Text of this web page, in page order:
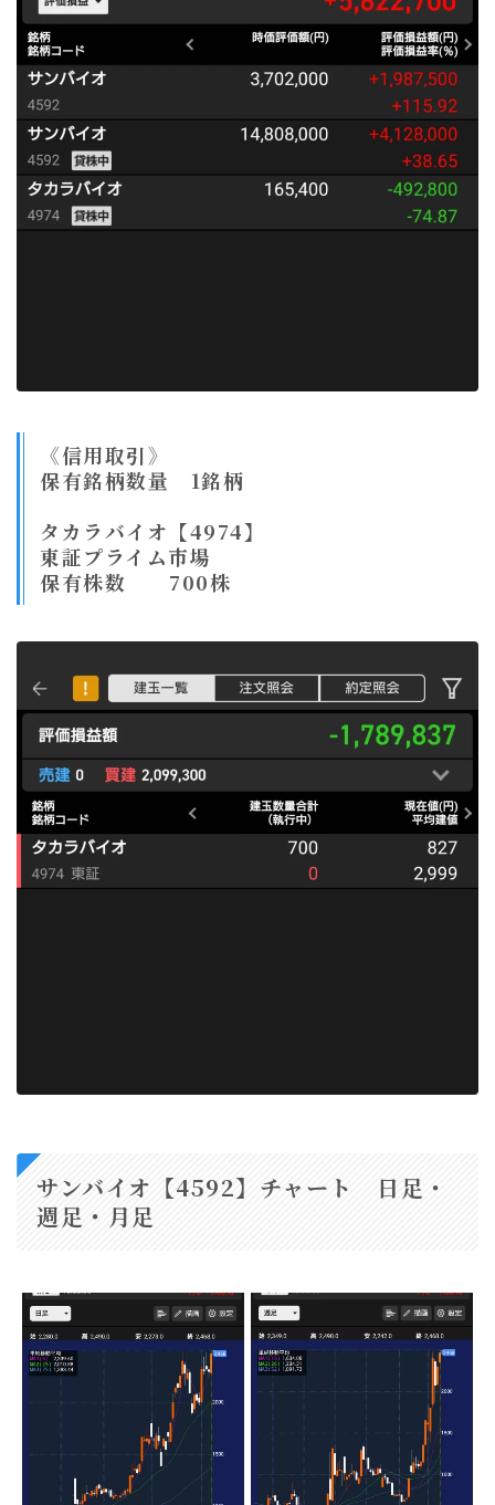
《信用取引》
保有銘柄数量 1銘柄
タカラバイオ【4974】
東証プライム市場
保有株数 700株
サンバイオ【4592】チャート 日足・
週足・月足